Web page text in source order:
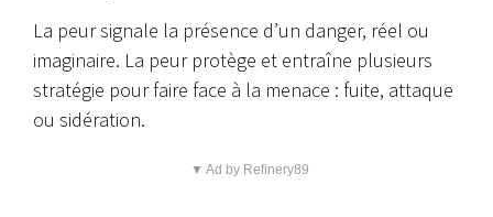
La peur signale la présence d’un danger, réel ou
imaginaire. La peur protège et entraîne plusieurs
stratégie pour faire face à la menace : fuite, attaque
ou sidération.
▼ Ad by Refinery89